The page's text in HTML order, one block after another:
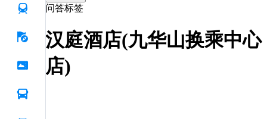
问答标签
汉庭酒店(九华山换乘中心
店)